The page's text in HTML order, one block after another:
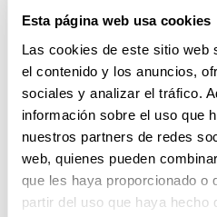
Esta página web usa cookies
Las cookies de este sitio web
el contenido y los anuncios,
sociales y analizar el tráfico.
información sobre el uso que
nuestros partners de redes
web, quienes pueden
que les haya proporcionado o
partir del uso que haya hecho
Vestidos de festa para
A sensualidade e o formalismo
visual de alto impacto. Para
festa de dia, osvestidos de
do joelho são ideais para
de manhã, como num batizado
acessórios certos, brilhará
de outras opções: osvestidos